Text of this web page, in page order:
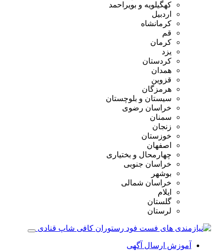
کهگیلویه و بویراحمد
اردبیل
کرمانشاه
قم
کرمان
یزد
کردستان
همدان
قزوین
هرمزگان
سیستان و بلوچستان
خراسان رضوی
سمنان
زنجان
خوزستان
اصفهان
چهارمحال و بختیاری
خراسان جنوبی
بوشهر
خراسان شمالی
ایلام
گلستان
لرستان
آموزش ارسال آگهی